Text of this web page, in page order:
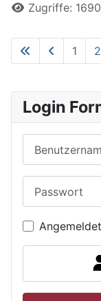
Zugriffe: 1690
1 2
Login